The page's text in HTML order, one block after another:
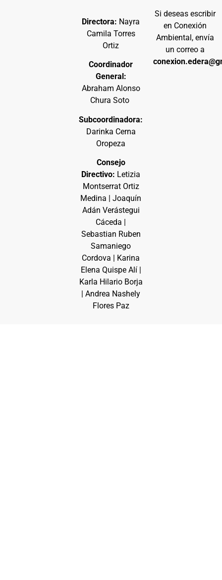
Directora: Nayra
Camila Torres
Ortiz
Coordinador
General:
Abraham Alonso
Chura Soto
Subcoordinadora:
Darinka Cerna
Oropeza
Consejo
Directivo: Letizia
Montserrat Ortiz
Medina | Joaquín
Adán Verástegui
Cáceda |
Sebastian Ruben
Samaniego
Cordova | Karina
Elena Quispe Alí |
Karla Hilario Borja
| Andrea Nashely
Flores Paz
Si deseas escribir
en Conexión
Ambiental, envía
un correo a